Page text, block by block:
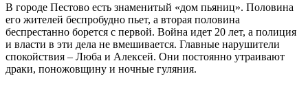
В городе Пестово есть знаменитый «дом пьяниц». Половина
его жителей беспробудно пьет, а вторая половина
беспрестанно борется с первой. Война идет 20 лет, а полиция
и власти в эти дела не вмешивается. Главные нарушители
спокойствия – Люба и Алексей. Они постоянно утраивают
драки, поножовщину и ночные гуляния.